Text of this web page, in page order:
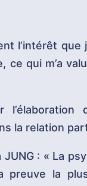
l’intérêt que
qui m’a
la relation
: « La
preuve la